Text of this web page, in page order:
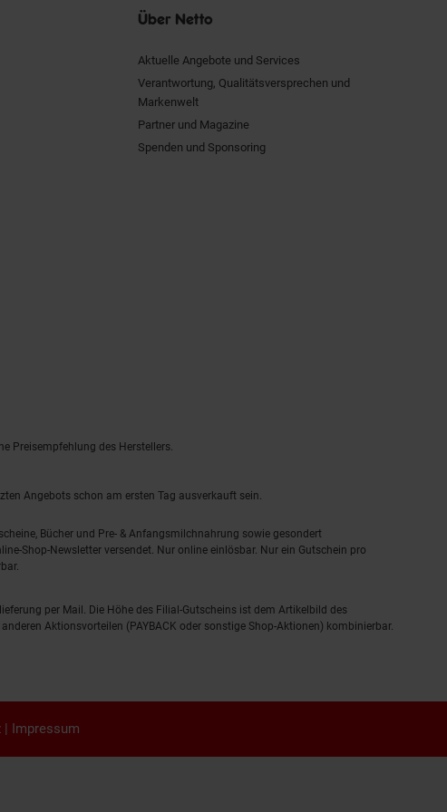
Über Netto
Aktuelle Angebote und Services
Verantwortung, Qualitätsversprechen und
Markenwelt
Partner und Magazine
Spenden und Sponsoring
Preisempfehlung des Herstellers.
Angebots schon am ersten Tag ausverkauft sein.
Bücher und Pre- & Anfangsmilchnahrung sowie gesondert
Shop-Newsletter versendet. Nur online einlösbar. Nur ein Gutschein pro
per Mail. Die Höhe des Filial-Gutscheins ist dem Artikelbild des
Aktionsvorteilen (PAYBACK oder sonstige Shop-Aktionen) kombinierbar.
| Impressum